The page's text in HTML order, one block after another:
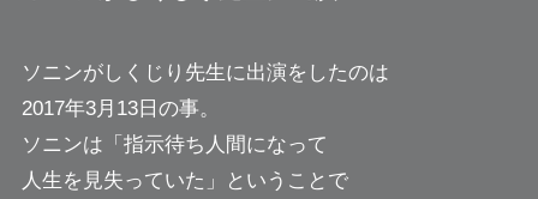
ソニンがしくじり先生に出演をしたのは
2017年3月13日の事。
ソニンは「指示待ち人間になって
人生を見失っていた」ということで